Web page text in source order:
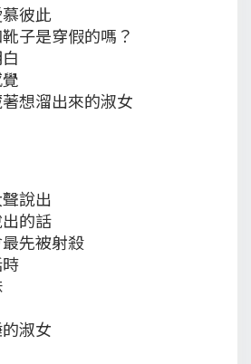
彼此
子是穿假的嗎？
想溜出來的淑女
說出
的話
先被射殺
淑女